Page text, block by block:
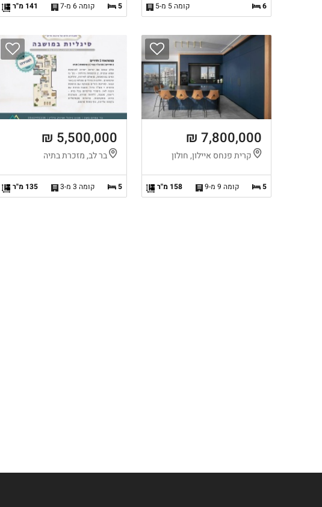
6 קומה 5 מ-5 5 קומה 6 מ-7 141 מ"ר
7,800,000 ₪
קרית פנחס איילון, חולון
5 קומה 9 מ-9 158 מ"ר
5,500,000 ₪
בר לב, מזכרת בתיה
5 קומה 3 מ-3 135 מ"ר